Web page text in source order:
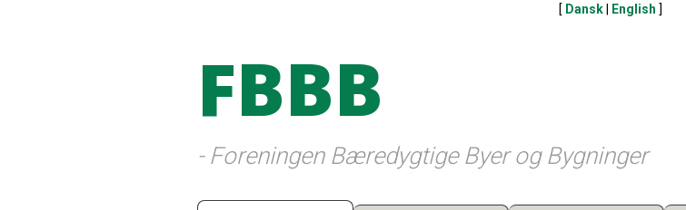
[ Dansk English ]
FBBB
- Foreningen Bæredygtige Byer og Bygninger